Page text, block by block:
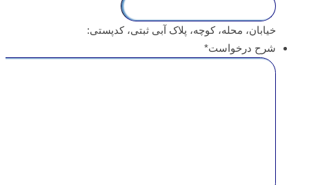
خیابان، محله، کوچه، پلاک آبی ثبتی، کدپستی:
شرح درخواست*